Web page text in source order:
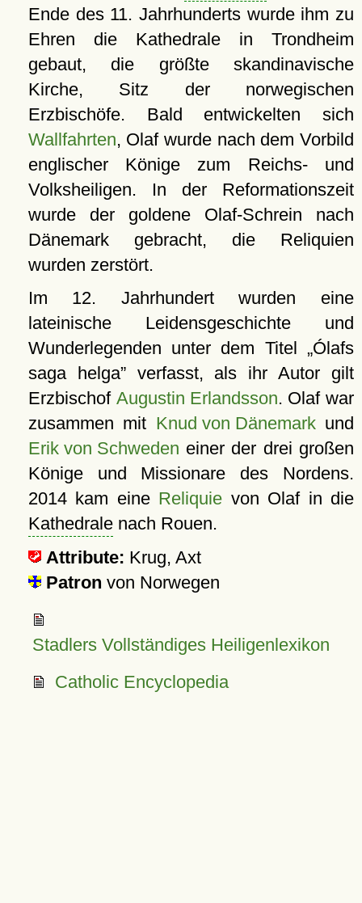
Ende des 11. Jahrhunderts wurde ihm zu
Ehren die Kathedrale in Trondheim
gebaut, die größte skandinavische
Kirche, Sitz der norwegischen
Erzbischöfe. Bald entwickelten sich
Wallfahrten, Olaf wurde nach dem Vorbild
englischer Könige zum Reichs- und
Volksheiligen. In der Reformationszeit
wurde der goldene Olaf-Schrein nach
Dänemark gebracht, die Reliquien
wurden zerstört.
Im 12. Jahrhundert wurden eine
lateinische Leidensgeschichte und
Wunderlegenden unter dem Titel
Ólafs
saga helga verfasst, als ihr Autor gilt
Erzbischof Augustin Erlandsson. Olaf war
zusammen mit Knud von Dänemarkund
Erik von Schweden einer der drei großen
Könige und Missionare des Nordens.
2014 kam eine Reliquie von Olaf in die
Kathedralenach Rouen.
Attribute: Krug, Axt
Patron von Norwegen
Stadlers Vollständiges Heiligenlexikon
Catholic Encyclopedia